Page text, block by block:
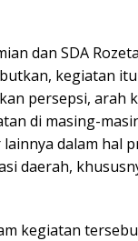
dan SDA
kegiatan
persepsi, arah
di masing-
dalam hal
daerah,
kegiatan